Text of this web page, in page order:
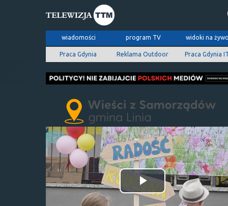
wiadomości program TV widoki na
Praca Gdynia Reklama Outdoor Praca Gdynia
Odtwórz